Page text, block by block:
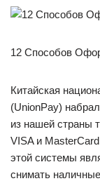
12 Способов
Китайская
(UnionPay)
из нашей страны
VISA и
этой системы
снимать